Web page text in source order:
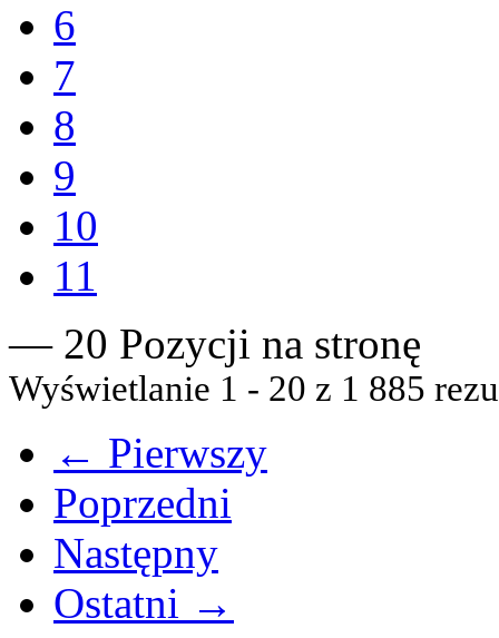
6
7
8
9
10
11
— 20 Pozycji na stronę
Wyświetlanie 1 - 20 z 1 885
← Pierwszy
Poprzedni
Następny
Ostatni →